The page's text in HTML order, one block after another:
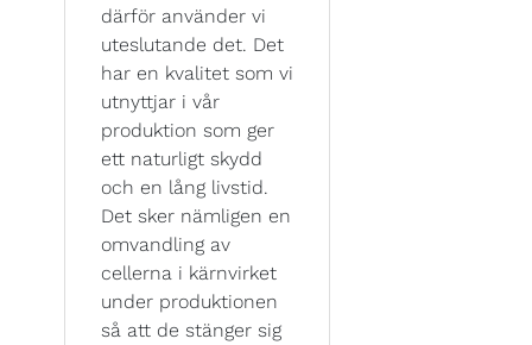
därför använder vi
uteslutande det. Det
har en kvalitet som vi
utnyttjar i vår
produktion som ger
ett naturligt skydd
och en lång livstid.
Det sker nämligen en
omvandling av
cellerna i kärnvirket
under produktionen
så att de stänger sig